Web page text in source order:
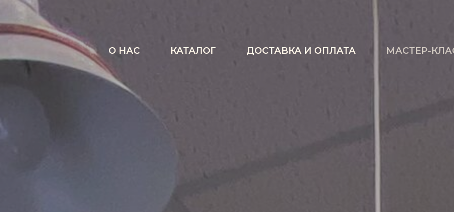
О НАС КАТАЛОГ ДОСТАВКА И ОПЛАТА МАСТЕР-